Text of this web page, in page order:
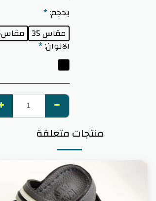
بحجم:*
مقاس 35
مقاس36
الالوان:*
منتجات متعلقة